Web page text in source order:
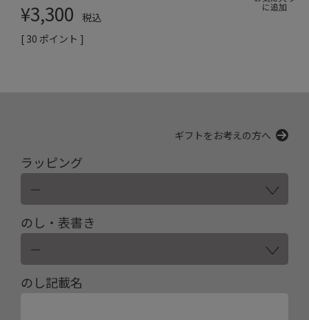
¥3,300
税込
[ 30 ポイント ]
ギフトをお考えの方へ
ラッピング
のし・表書き
のし記載名